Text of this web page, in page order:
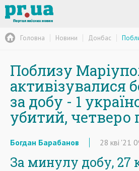
Головна Новини Донбас
Поблизу
активізувалися
за добу - 1
убитий, четверо
Богдан Барабанов 28 кві '21
За минулу добу, 27